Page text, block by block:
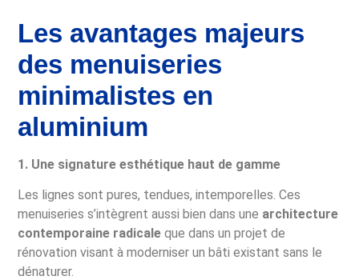
Les avantages majeurs
des menuiseries
minimalistes en
aluminium
1. Une signature esthétique haut de gamme
Les lignes sont pures, tendues, intemporelles. Ces
menuiseries s’intègrent aussi bien dans une architecture
contemporaine radicale que dans un projet de
rénovation visant à moderniser un bâti existant sans le
dénaturer.